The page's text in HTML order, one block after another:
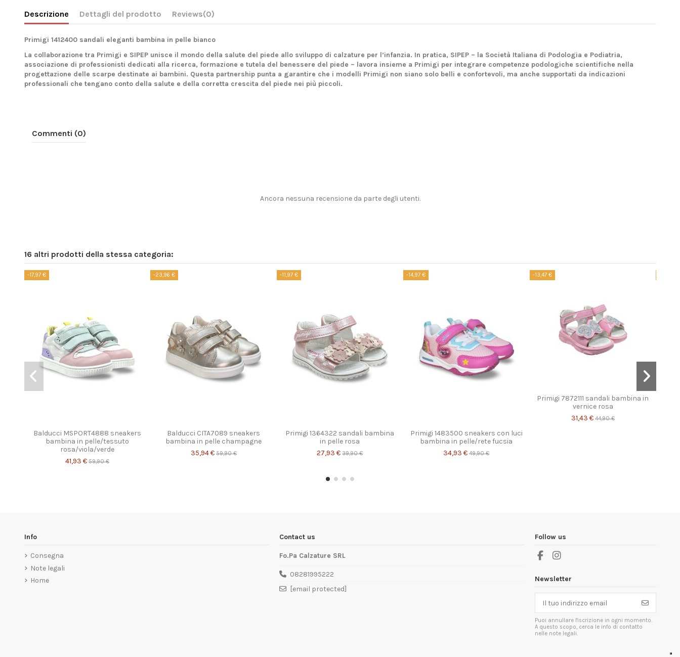
Descrizione Dettagli del prodotto Reviews(0)
Primigi 1412400 sandali eleganti bambina in pelle bianco
La collaborazione tra Primigi e SIPEPunisce il mondo della salute del piede allo sviluppo di calzature per l’infanzia. In pratica, SIPEP – la Società Italiana di Podologia e Podiatria,
associazione di professionisti dedicati alla ricerca, formazione e tutela del benessere del piede – lavora insieme a Primigi per integrare competenze podologiche scientifiche nella
progettazione delle scarpe destinate ai bambini. Questa partnership punta a garantire che i modelli Primigi non siano solo belli e confortevoli, ma anche supportati da indicazioni
professionali che tengano conto della salute e della corretta crescita del piede nei più piccoli.
Commenti (0)
Ancora nessuna recensione da parte degli utenti.
16 altri prodotti della stessa categoria:
-17,97 €
Balducci MSPORT4888 sneakers
bambina in pelle/tessuto
rosa/viola/verde
41,93 € 59,90 €
-23,96 €
Balducci CITA7089 sneakers
bambina in pelle champagne
35,94 € 59,90 €
-11,97 €
Primigi 1364322 sandali bambina
in pelle rosa
27,93 €39,90 €
-14,97 €
Primigi 1483500 sneakers con luci
bambina in pelle/rete fucsia
34,93 €49,90 €
-13,47 €
Primigi 7872111 sandali bambina in
vernice rosa
31,43 € 44,90 €
Info
Consegna
Note legali
Home
Contact us
Fo.Pa Calzature SRL
08281995222
[email protected]
Follow us
Newsletter
Puoi annullare l'iscrizione in ogni momento.
A questo scopo, cerca le info di contatto
nelle note legali.